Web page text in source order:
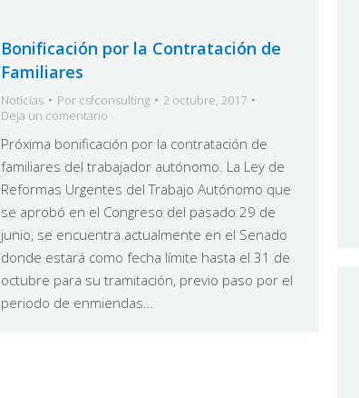
Bonificación por la Contratación de
Familiares
Noticias Por csfconsulting
2 octubre, 2017
Deja un comentario
Próxima bonificación por la contratación de
familiares del trabajador autónomo. La Ley de
Reformas Urgentes del Trabajo Autónomo que
se aprobó en el Congreso del pasado 29 de
junio, se encuentra actualmente en el Senado
donde estará como fecha límite hasta el 31 de
octubre para su tramitación, previo paso por el
periodo de enmiendas…